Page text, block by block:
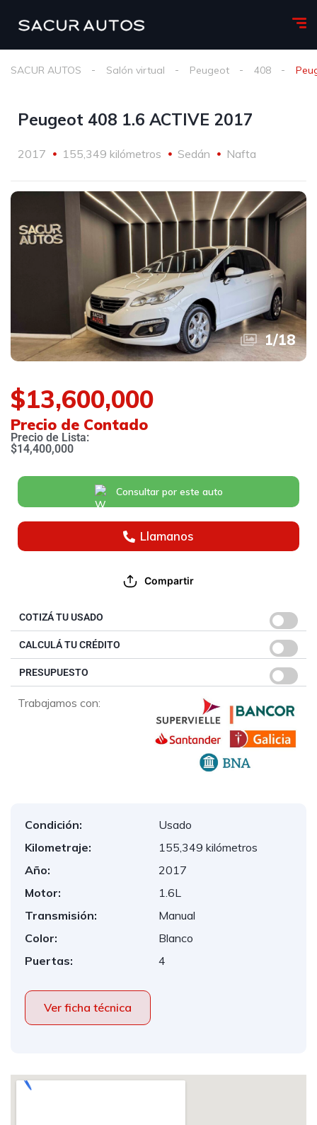
SACUR AUTOS Salón virtual Peugeot 408
Peugeot 408 1.6 ACTIVE 2017
2017 155,349 kilómetros Sedán Nafta
1/18
$13,600,000
Precio de Contado
Precio de Lista:
$14,400,000
Consultar por este auto
Llamanos
Compartir
COTIZÁ TU USADO
CALCULÁ TU CRÉDITO
PRESUPUESTO
Trabajamos con:
Condición:
Usado
Kilometraje:
155,349 kilómetros
Año:
2017
Motor:
1.6L
Transmisión:
Manual
Color:
Blanco
Puertas:
4
Ver ficha técnica